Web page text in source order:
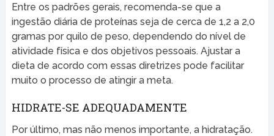
Entre os padrões gerais, recomenda-se que a
ingestão diária de proteínas seja de cerca de 1,2 a 2,0
gramas por quilo de peso, dependendo do nível de
atividade física e dos objetivos pessoais. Ajustar a
dieta de acordo com essas diretrizes pode facilitar
muito o processo de atingir a meta.
HIDRATE-SE ADEQUADAMENTE
Por último, mas não menos importante, a hidratação.